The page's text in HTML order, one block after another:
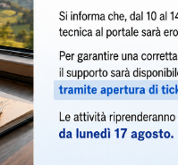
POMERIGGIO